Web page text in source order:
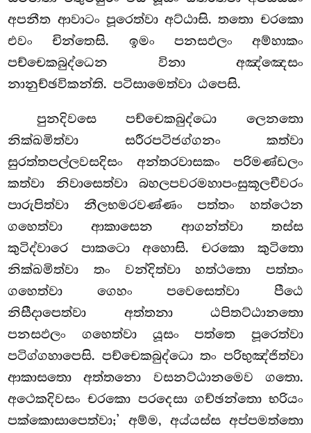
අපනීත ආවාටං පූරෙත්වා අට්ඨාසි. තතො චරකො
එවං චින්තෙසි. ඉමං පනසඵලං අම්හාකං
පච්චෙකබුද්ධෙන විනා අඤ්ඤෙසං
නානුච්ඡවිකන්ති. පටිසාමෙත්වා ඨපෙසි.
පුනදිවසෙ පච්චෙකබුද්ධො ලෙනතො
නික්ඛමිත්වා සරීරපටිජග්ගනං කත්වා
සුරත්තපල්ලවසදිසං අන්තරවාසකං පරිමණ්ඩලං
කත්වා නිවාසෙත්වා බහලපවරමහාපංසුකූලචීවරං
පාරුපිත්වා නීලභමරවණ්ණං පත්තං හත්ථෙන
ගහෙත්වා ආකාසෙන ආගන්ත්වා තස්ස
කුටිද්වාරෙ පාකටො අහොසි. චරකො කුටිතො
නික්ඛමිත්වා තං වන්දිත්වා හත්ථතො පත්තං
ගහෙත්වා ගෙහං පවෙසෙත්වා පීඨෙ
නිසීදාපෙත්වා අත්තනා ඨපිතට්ඨානතො
පනසඵලං ගහෙත්වා යූසං පත්තෙ පූරෙත්වා
පටිග්ගහාපෙසි. පච්චෙකබුද්ධො තං පරිභුඤ්ජිත්වා
ආකාසතො අත්තනො වසනට්ඨානමෙව ගතො.
අථෙකදිවසං චරකො පරදෙසා ගච්ඡන්තො භරියං
පක්කොසාපෙත්වා;’ අම්ම, අය්යස්ස අප්පමත්තො